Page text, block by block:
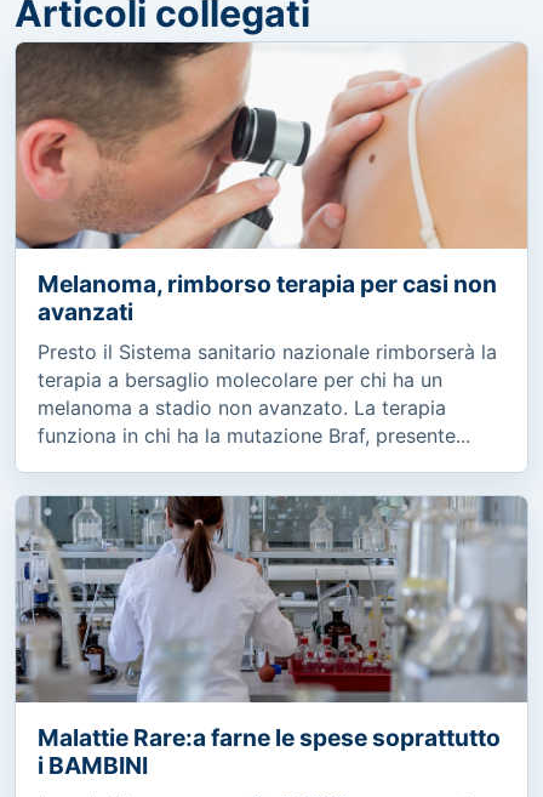
Articoli collegati
Melanoma, rimborso terapia per casi non
avanzati
Presto il Sistema sanitario nazionale rimborserà la
terapia a bersaglio molecolare per chi ha un
melanoma a stadio non avanzato. La terapia
funziona in chi ha la mutazione Braf, presente...
Malattie Rare:a farne le spese soprattutto
i BAMBINI